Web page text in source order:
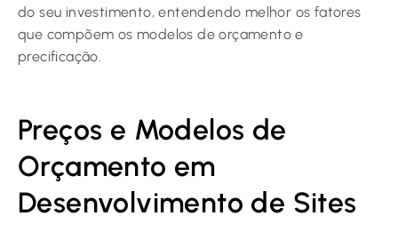
do seu investimento, entendendo melhor os fatores
que compõem os modelos de orçamento e
precificação.
Preços e Modelos de
Orçamento em
Desenvolvimento de Sites